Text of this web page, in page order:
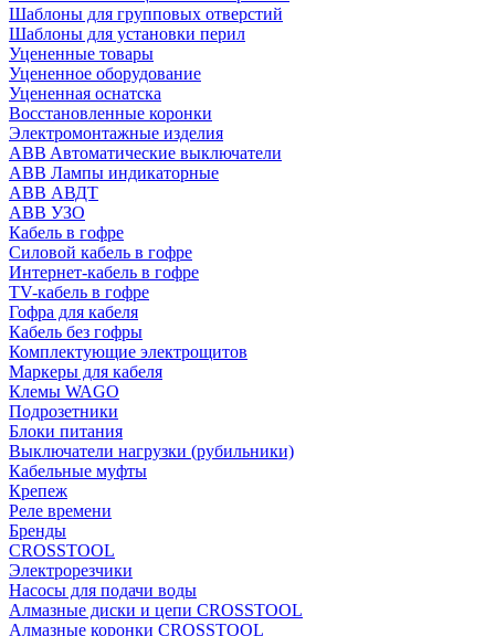
Шаблоны для групповых отверстий
Шаблоны для установки перил
Уцененные товары
Уцененное оборудование
Уцененная оснатска
Восстановленные коронки
Электромонтажные изделия
ABB Aвтоматические выключатели
ABB Лампы индикаторные
ABB АВДТ
ABB УЗО
Кабель в гофре
Силовой кабель в гофре
Интернет-кабель в гофре
TV-кабель в гофре
Гофра для кабеля
Кабель без гофры
Комплектующие электрощитов
Маркеры для кабеля
Клемы WAGO
Подрозетники
Блоки питания
Выключатели нагрузки (рубильники)
Кабельные муфты
Крепеж
Реле времени
Бренды
CROSSTOOL
Электрорезчики
Насосы для подачи воды
Алмазные диски и цепи CROSSTOOL
Алмазные коронки CROSSTOOL